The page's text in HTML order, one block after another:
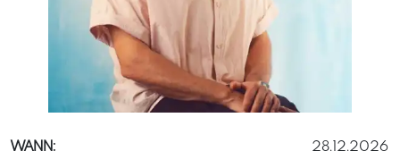
WANN:
28.12.2026